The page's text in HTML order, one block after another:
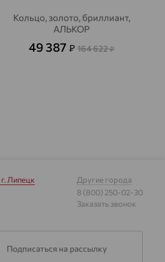
Кольцо, золото, бриллиант,
АЛЬКОР
49 387 ₽ 164 622₽
г. Липецк
Другие города
8 (800) 250-02-30
Заказать звонок
Подписаться на рассылку